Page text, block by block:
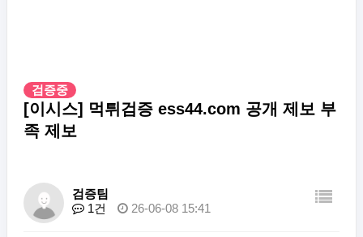
검증중
[이시스] 먹튀검증 ess44.com 공개 제보 부
족 제보
검증팀
1건
26-06-08 15:41